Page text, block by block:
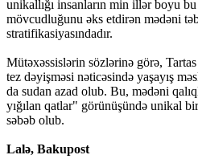
unikallığı insanların min illər boyu
mövcudluğunu əks etdirən mədəni
stratifikasiyasındadır.
Mütəxəssislərin sözlərinə görə,
tez dəyişməsi nəticəsində yaşayış
da sudan azad olub. Bu, mədəni
yığılan qatlar" görünüşündə unikal
səbəb olub.
Lalə, Bakupost